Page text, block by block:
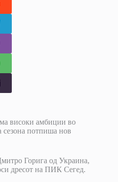
високи амбиции во
сезона потпиша нов
Горига од Украина,
дресот на ПИК Сегед.